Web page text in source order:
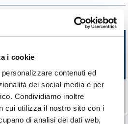
i cookie
contenuti ed
dei social media e per
Condividiamo inoltre
cui utilizza il nostro sito con i
di analisi dei dati web,
emergenza
della corruzione e della